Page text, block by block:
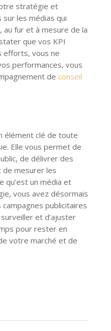
stratégie et
les médias qui
au fur et à mesure de la
que vos KPI
efforts, vous ne
performances, vous
de conseil
élément clé de toute
Elle vous permet de
de délivrer des
de mesurer les
qu’est un média et
vous avez désormais
publicitaires
et d’ajuster
pour rester en
votre marché et de